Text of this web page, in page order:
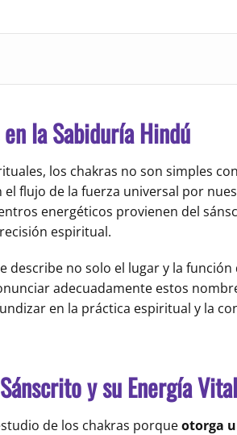
la Sabiduría Hindú
los chakras no son simples
flujo de la fuerza universal por
energéticos provienen del
espiritual.
describe no solo el lugar y la
adecuadamente estos
en la práctica espiritual y la
y su Energía Vital
de los chakras porqueotorga